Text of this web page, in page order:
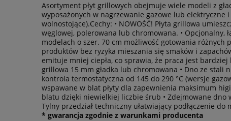
Asortyment płyt grillowych obejmuje wiele modeli z
wyposażonych w nagrzewanie gazowe lub
wolnostojące).Cechy: • NOWOŚĆ! Płyta grillowa
węglowej, polerowana lub chromowana. • Opcjonalny,
modelach o szer. 70 cm możliwość gotowania różnych
produktów bez ryzyka mieszania się smaków i
emituje mniej ciepła, co sprawia, że praca jest
grillowa 15 mm gładka lub chromowana • Dno ze stali
kontrola termostatyczna od 145 do 290 °C (wersje
wspawane w blat płyty dla zapewnienia maksimum
blatu dzięki niewielkiej liczbie śrub • Zdejmowane dno
Tylny przedział techniczny ułatwiający podłączenie
* gwarancja zgodnie z warunkami producenta